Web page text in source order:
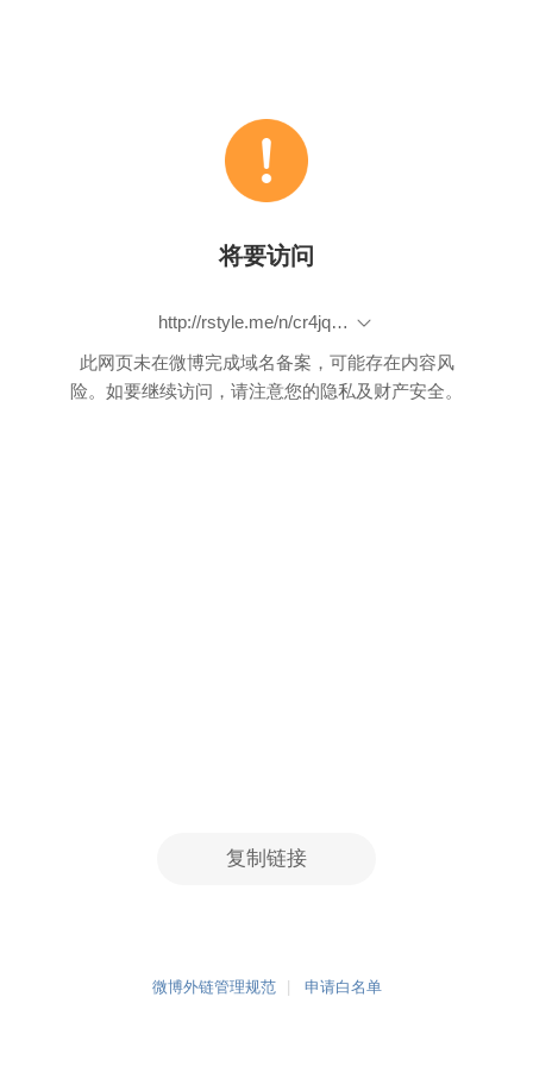
将要访问
http://rstyle.me/n/cr4jqabp9if
此网页未在微博完成域名备案，可能存在内容风
险。如要继续访问，请注意您的隐私及财产安全。
复制链接
微博外链管理规范 申请白名单